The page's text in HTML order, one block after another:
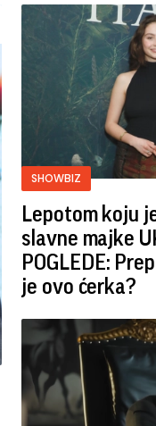
SHOWBIZ
Lepotom koju
slavne majke
POGLEDE:
je ovo ćerka?